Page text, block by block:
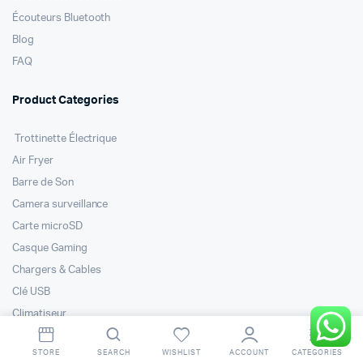
Écouteurs Bluetooth
Blog
FAQ
Product Categories
Trottinette Électrique
Air Fryer
Barre de Son
Camera surveillance
Carte microSD
Casque Gaming
Chargers & Cables
Clé USB
Climatiseur
Déshumidificateur
Disque Dur
STORE SEARCH WISHLIST ACCOUNT CATEGORIES